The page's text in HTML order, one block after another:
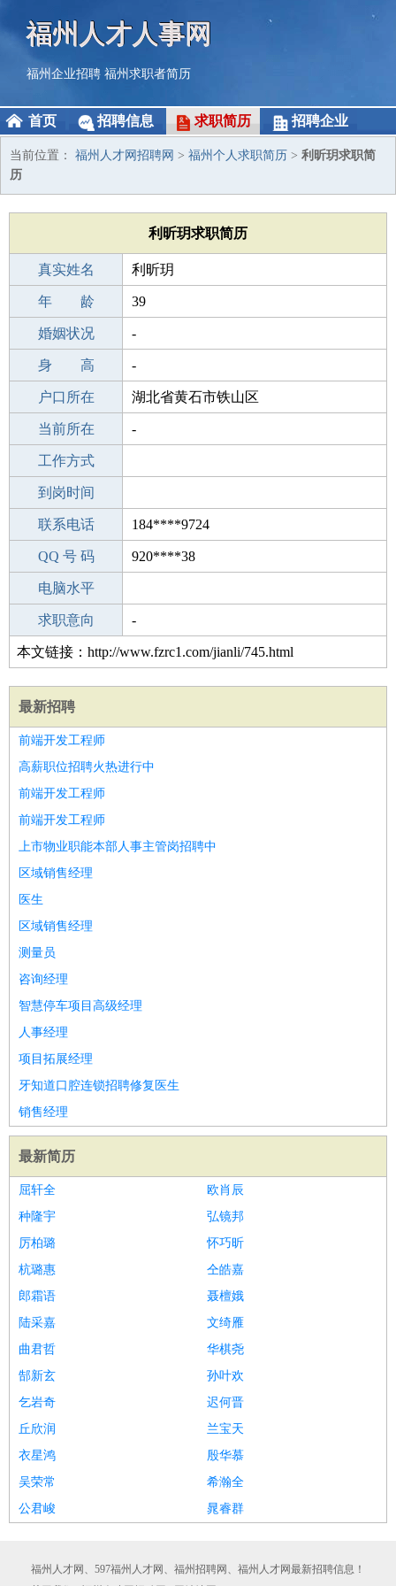
福州人才人事网
福州企业招聘 福州求职者简历
首页 招聘信息 求职简历 招聘企业
当前位置： 福州人才网招聘网 > 福州个人求职简历 > 利昕玥求职简
历
利昕玥求职简历
真实姓名 利昕玥
性 别 女
年 龄 39
出生年月 1987-10-26
婚姻状况 -
学 历 成人教育
身 高 -
毕业学校 宿迁圣苑职业技术学校
户口所在 湖北省黄石市铁山区
所学专业 -
当前所在 -
工作经验
工作方式
驾 照
到岗时间
期望月薪
联系电话 184****9724
手机号码 184****9724
QQ 号 码 920****38
微信号码
电脑水平
外语水平
求职意向 -
本文链接：http://www.fzrc1.com/jianli/745.html
最新招聘
前端开发工程师
高薪职位招聘火热进行中
前端开发工程师
前端开发工程师
上市物业职能本部人事主管岗招聘中
区域销售经理
医生
区域销售经理
测量员
咨询经理
智慧停车项目高级经理
人事经理
项目拓展经理
牙知道口腔连锁招聘修复医生
销售经理
最新简历
屈轩全
欧肖辰
种隆宇
弘镜邦
厉柏璐
怀巧昕
杭璐惠
仝皓嘉
郎霜语
聂檀娥
陆采嘉
文绮雁
曲君哲
华棋尧
郜新玄
孙叶欢
乞岩奇
迟何晋
丘欣润
兰宝天
衣星鸿
殷华慕
吴荣常
希瀚全
公君峻
晁睿群
福州人才网、597福州人才网、福州招聘网、福州人才网最新招聘信息！